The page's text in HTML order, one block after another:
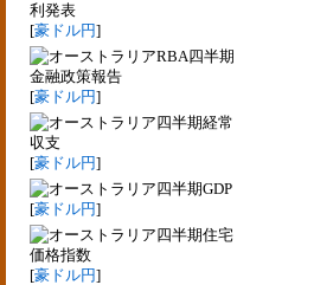
利発表
[豪ドル円]
RBA四半期
金融政策報告
[豪ドル円]
四半期経常
収支
[豪ドル円]
四半期GDP
[豪ドル円]
四半期住宅
価格指数
[豪ドル円]